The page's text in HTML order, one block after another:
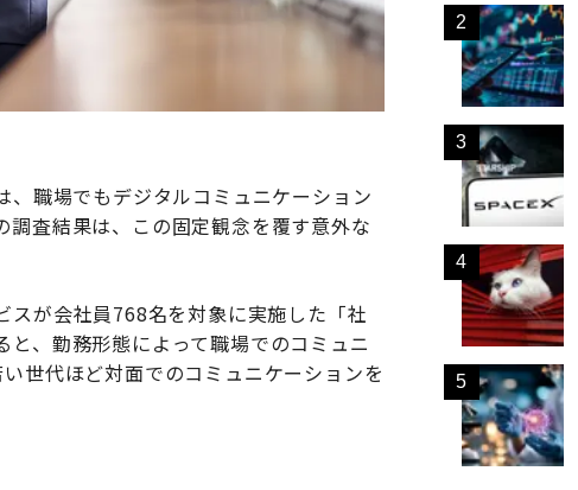
、職場でもデジタルコミュニケーション
査結果は、この固定観念を覆す意外な
が会社員768名を対象に実施した「社
、勤務形態によって職場でのコミュニ
世代ほど対面でのコミュニケーションを